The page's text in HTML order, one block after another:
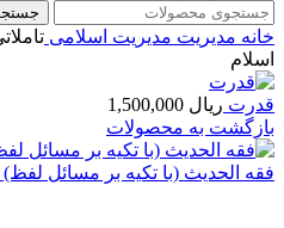
خانه مديريت مدیریت اسلامی
اسلام
قدرت ریال
بازگشت به محصولات
فقه الحدیث (با تکیه بر مسائل لفظ)